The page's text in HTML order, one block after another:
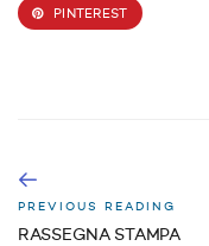
PINTEREST
PREVIOUS READING
RASSEGNA STAMPA